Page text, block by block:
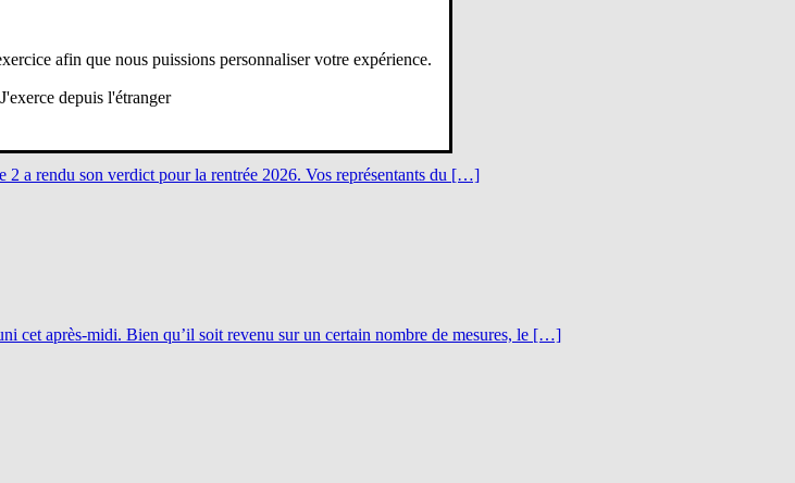
a rendu son verdict pour la rentrée 2026. Vos représentants du […]
cet après-midi. Bien qu’il soit revenu sur un certain nombre de mesures, le […]
afin que nous puissions personnaliser votre expérience.
J'exerce depuis l'étranger